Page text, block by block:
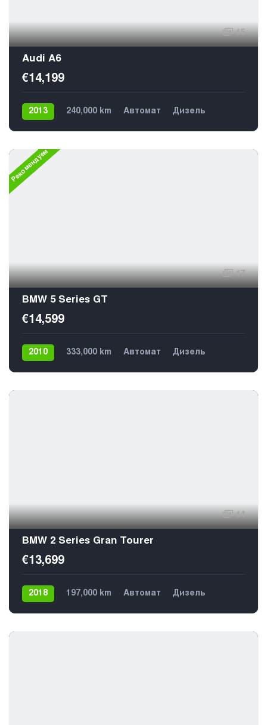
15
Audi A6
€14,199
2013 240,000 km Автомат
Дизель
Рекомендуем
17
BMW 5 Series GT
€14,599
2010 333,000 km Автомат
Дизель
14
BMW 2 Series Gran Tourer
€13,699
2018 197,000 km Автомат
Дизель